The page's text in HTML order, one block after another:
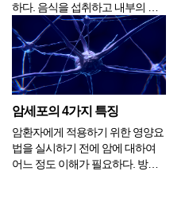
하다. 음식을 섭취하고 내부의 것
들을 밖으로 내보낸다. 다이어트에
관심이 많은 사람이라면 들어오는
것보다는 밖으로 빼내는 일에 더
많은 관심을 갖겠지만 우리 몸이
자신의 의지대로 호락호락 움직이
지 않기 때문에 언제나 난관에 ...
암세포의 4가지 특징
암환자에게 적용하기 위한 영양요
법을 실시하기 전에 암에 대하여
어느 정도 이해가 필요하다. 방대